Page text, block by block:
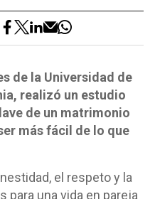
de la Universidad de
realizó un estudio
de un matrimonio
más fácil de lo que
el respeto y la
una vida en pareja